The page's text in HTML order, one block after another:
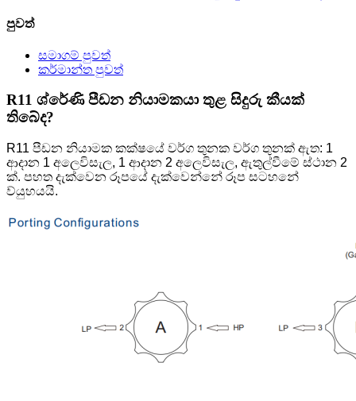
පුවත්
සමාගම් පුවත්
කර්මාන්ත පුවත්
R11 ශ්රේණි පීඩන නියාමකයා තුළ සිදුරු කීයක්
තිබේද?
R11 පීඩන නියාමක කක්ෂයේ වර්ග තුනක වර්ග තුනක් ඇත: 1
ආදාන 1 අලෙවිසැල, 1 ආදාන 2 අලෙවිසැල, ඇතුල්වීමේ ස්ථාන 2
ක්. පහත දැක්වෙන රූපයේ දැක්වෙන්නේ රූප සටහනේ
ව්යුහයයි.